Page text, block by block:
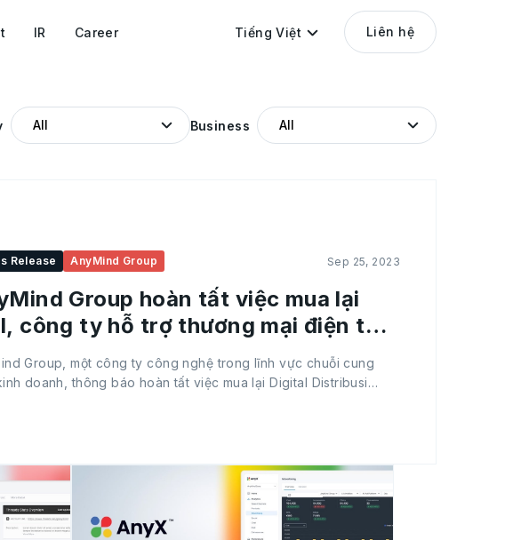
IR Career Tiếng Việt Liên hệ
Business
Release AnyMind Group Sep 25, 2023
Group hoàn tất việc mua lại
công ty hỗ trợ thương mại điện tử
Group, một công ty công nghệ trong lĩnh vực chuỗi cung
doanh, thông báo hoàn tất việc mua lại Digital Distribusi
chăm sóc khách hàng, v.v. Sự kết hợp đầy tiềm năng
nền tảng công nghệ của chúng tôi và chuyên môn của DDI
vực thương mại điện sẽ m